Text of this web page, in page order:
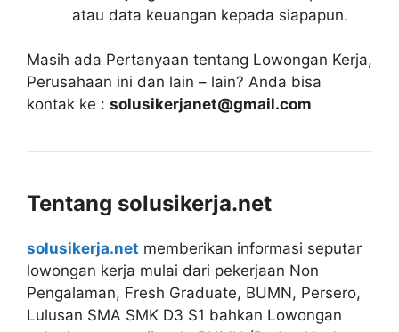
atau data keuangan kepada siapapun.
Masih ada Pertanyaan tentang Lowongan Kerja,
Perusahaan ini dan lain – lain? Anda bisa
kontak ke : solusikerjanet@gmail.com
Tentang solusikerja.net
solusikerja.net memberikan informasi seputar
lowongan kerja mulai dari pekerjaan Non
Pengalaman, Fresh Graduate, BUMN, Persero,
Lulusan SMA SMK D3 S1 bahkan Lowongan